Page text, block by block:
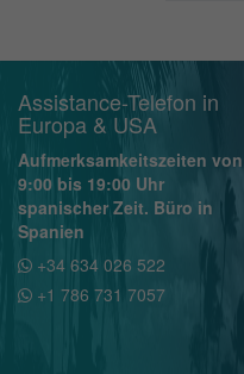
Assistance-Telefon in
Europa & USA
Aufmerksamkeitszeiten von
9:00 bis 19:00 Uhr
spanischer Zeit. Büro in
Spanien
+34 634 026 522
+1 786 731 7057